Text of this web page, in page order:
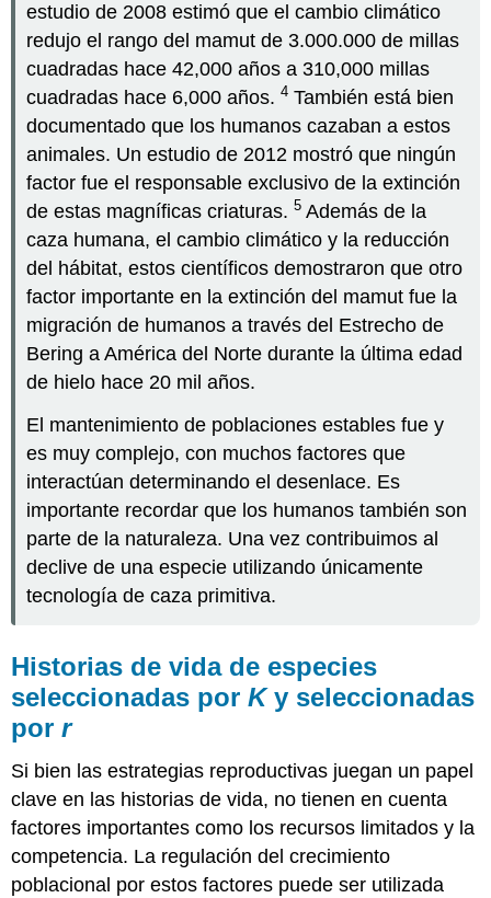
estudio de 2008 estimó que el cambio climático
redujo el rango del mamut de 3.000.000 de millas
cuadradas hace 42,000 años a 310,000 millas
cuadradas hace 6,000 años.4 También está bien
documentado que los humanos cazaban a estos
animales. Un estudio de 2012 mostró que ningún
factor fue el responsable exclusivo de la extinción
de estas magníficas criaturas.5 Además de la
caza humana, el cambio climático y la reducción
del hábitat, estos científicos demostraron que otro
factor importante en la extinción del mamut fue la
migración de humanos a través del Estrecho de
Bering a América del Norte durante la última edad
de hielo hace 20 mil años.
El mantenimiento de poblaciones estables fue y
es muy complejo, con muchos factores que
interactúan determinando el desenlace. Es
importante recordar que los humanos también son
parte de la naturaleza. Una vez contribuimos al
declive de una especie utilizando únicamente
tecnología de caza primitiva.
Historias de vida de especies
seleccionadas porKy seleccionadas
porr
Si bien las estrategias reproductivas juegan un papel
clave en las historias de vida, no tienen en cuenta
factores importantes como los recursos limitados y la
competencia. La regulación del crecimiento
poblacional por estos factores puede ser utilizada